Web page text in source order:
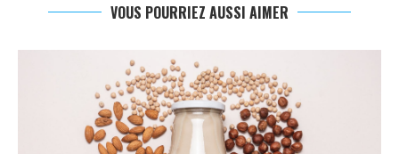
VOUS POURRIEZ AUSSI AIMER